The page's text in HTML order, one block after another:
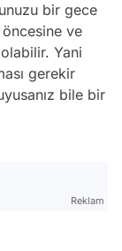
bir gece
ve
Yani
gerekir
bile bir
Reklam